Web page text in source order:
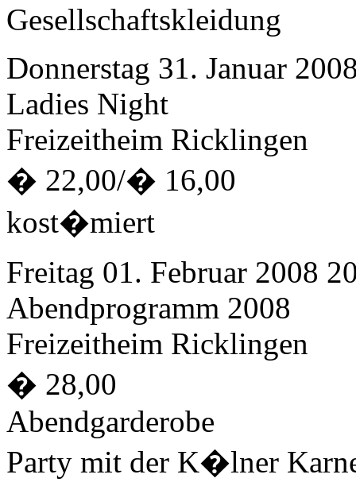
Gesellschaftskleidung
Donnerstag 31. Januar
Ladies Night
Freizeitheim Ricklingen
� 22,00/� 16,00
kost�miert
Freitag 01. Februar 2008
Abendprogramm 2008
Freizeitheim Ricklingen
� 28,00
Abendgarderobe
Party mit der K�lner